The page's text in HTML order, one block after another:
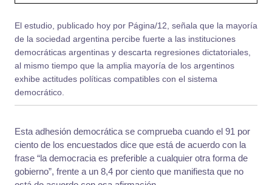
El estudio, publicado hoy por Página/12, señala que la mayoría
de la sociedad argentina percibe fuerte a las instituciones
democráticas argentinas y descarta regresiones dictatoriales,
al mismo tiempo que la amplia mayoría de los argentinos
exhibe actitudes políticas compatibles con el sistema
democrático.
Esta adhesión democrática se comprueba cuando el 91 por
ciento de los encuestados dice que está de acuerdo con la
frase “la democracia es preferible a cualquier otra forma de
gobierno”, frente a un 8,4 por ciento que manifiesta que no